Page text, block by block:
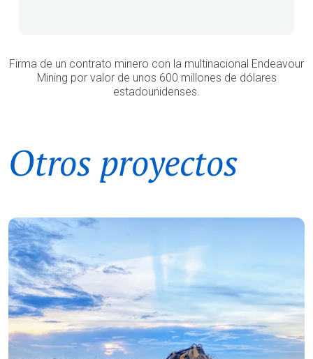
Firma de un contrato minero con la multinacional Endeavour
Mining por valor de unos 600 millones de dólares
estadounidenses.
Otros proyectos